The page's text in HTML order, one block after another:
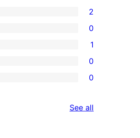
2
0
1
0
0
See all